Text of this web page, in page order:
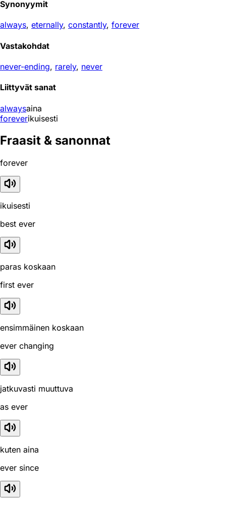
Synonyymit
always, eternally, constantly, forever
Vastakohdat
never-ending, rarely, never
Liittyvät sanat
alwaysaina
foreverikuisesti
Fraasit & sanonnat
forever
ikuisesti
best ever
paras koskaan
first ever
ensimmäinen koskaan
ever changing
jatkuvasti muuttuva
as ever
kuten aina
ever since